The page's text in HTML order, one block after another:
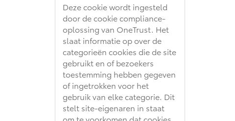
Deze cookie wordt ingesteld
door de cookie compliance-
oplossing van OneTrust. Het
slaat informatie op over de
categorieën cookies die de site
gebruikt en of bezoekers
toestemming hebben gegeven
of ingetrokken voor het
gebruik van elke categorie. Dit
stelt site-eigenaren in staat
om te voorkomen dat cookies